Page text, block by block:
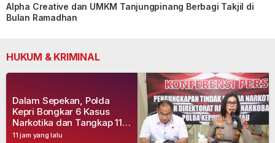
Alpha Creative dan UMKM Tanjungpinang Berbagi Takjil di
Bulan Ramadhan
HUKUM & KRIMINAL
11 jam yang lalu
Dalam Sepekan, Polda
Kepri Bongkar 6 Kasus
Narkotika dan Tangkap 11
Tersangka